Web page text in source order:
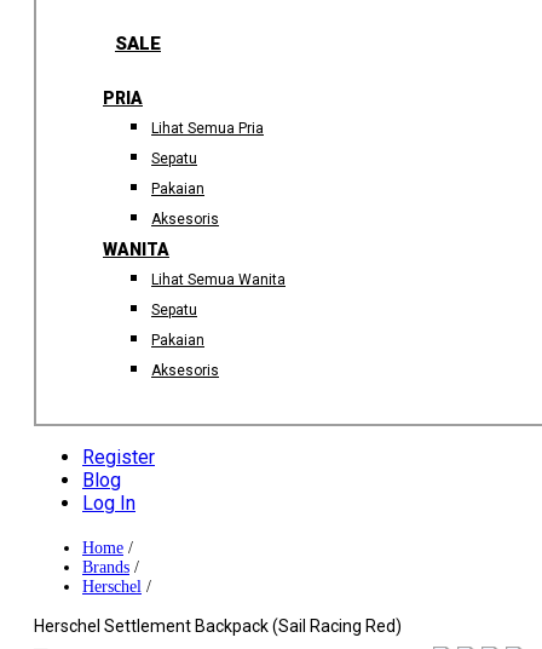
SALE
PRIA
Lihat Semua Pria
Sepatu
Pakaian
Aksesoris
WANITA
Lihat Semua Wanita
Sepatu
Pakaian
Aksesoris
Register
Blog
Log In
Home /
Brands /
Herschel /
Herschel Settlement Backpack (Sail Racing Red)